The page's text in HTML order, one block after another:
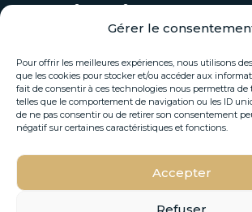
Gérer le
Pour offrir les meilleures expériences, nous utilisons
que les cookies pour stocker et/ou accéder aux
fait de consentir à ces technologies nous permettra de
telles que le comportement de navigation ou les ID
de ne pas consentir ou de retirer son consentement
négatif sur certaines caractéristiques et fonctions.
Accepter
Refuser
S’inscrire à notre
Recevez nos opportunités
*
E
-
a
l
E
-
a